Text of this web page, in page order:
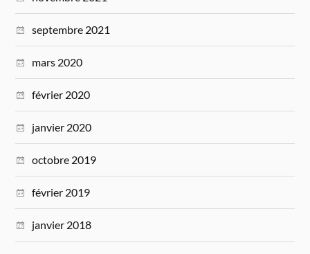
septembre 2021
mars 2020
février 2020
janvier 2020
octobre 2019
février 2019
janvier 2018